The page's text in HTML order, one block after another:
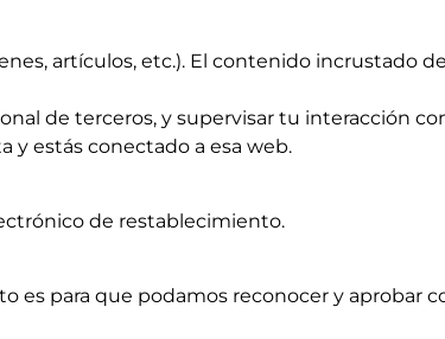
artículos, etc.). El contenido incrustado
de terceros, y supervisar tu interacción
estás conectado a esa web.
de restablecimiento.
es para que podamos reconocer y aprobar